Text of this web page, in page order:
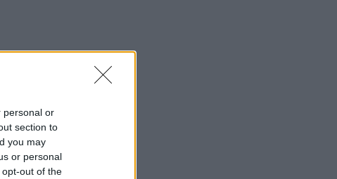
personal or
section to
you may
or personal
out of the